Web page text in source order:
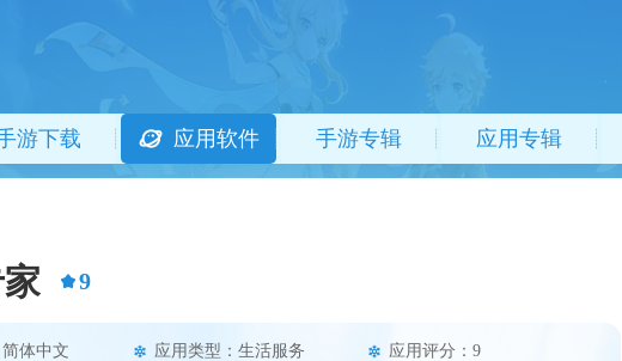
游下载 应用软件 手游专辑 应用专辑
9
体中文 应用类型：生活服务 应用评分：9